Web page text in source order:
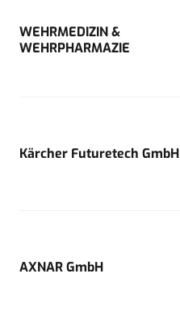
WEHRMEDIZIN &
WEHRPHARMAZIE
Kärcher Futuretech GmbH
AXNAR GmbH